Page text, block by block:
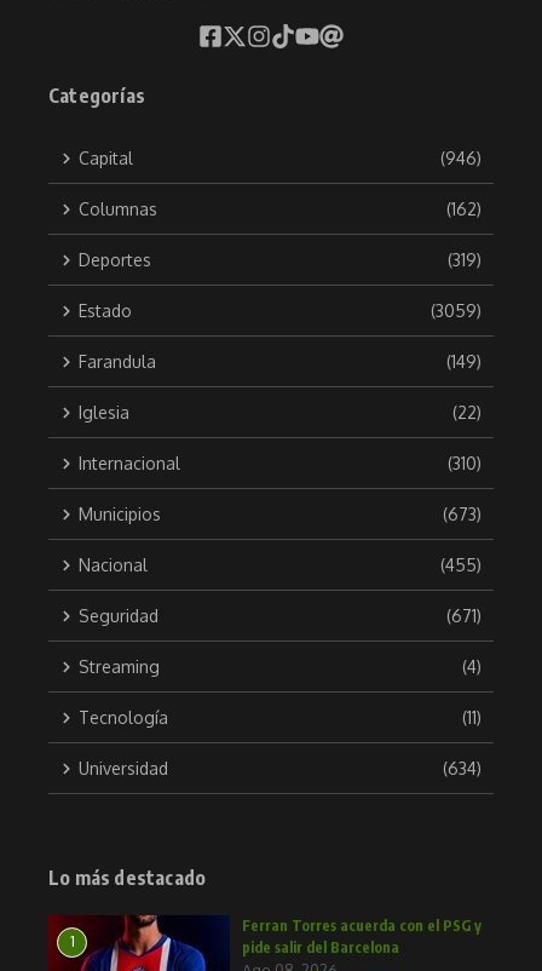
Categorías
Capital (946)
Columnas (162)
Deportes (319)
Estado (3059)
Farandula (149)
Iglesia (22)
Internacional (310)
Municipios (673)
Nacional (455)
Seguridad (671)
Streaming (4)
Tecnología (11)
Universidad (634)
Lo más destacado
1
Ferran Torres acuerda con el PSG y
pide salir del Barcelona